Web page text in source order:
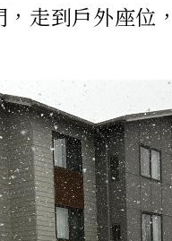
走到戶外座位